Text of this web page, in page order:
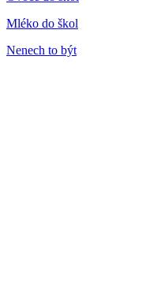
Mléko do škol
Nenech to být